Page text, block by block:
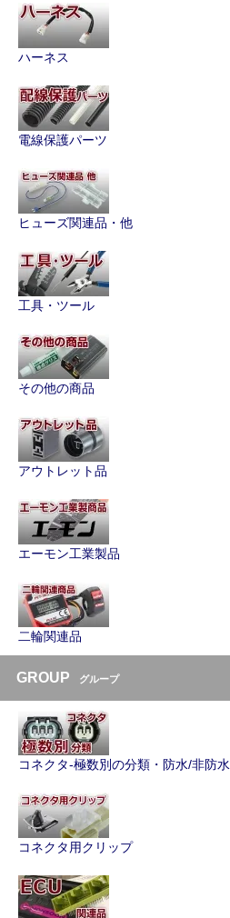
ハーネス
電線保護パーツ
ヒューズ関連品・他
工具・ツール
その他の商品
アウトレット品
エーモン工業製品
二輪関連品
GROUP グループ
コネクタ-極数別の分類・防水/非防水
コネクタ用クリップ